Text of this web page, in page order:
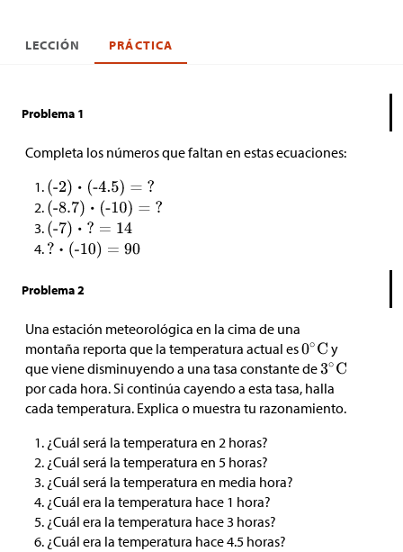
LECCIÓN PRÁCTICA
Problema 1
Completa los números que faltan en estas ecuaciones:
Problema 2
Una estación meteorológica en la cima de una
montaña reporta que la temperatura actual es
y
que viene disminuyendo a una tasa constante de
por cada hora. Si continúa cayendo a esta tasa, halla
cada temperatura. Explica o muestra tu razonamiento.
¿Cuál será la temperatura en 2 horas?
¿Cuál será la temperatura en 5 horas?
¿Cuál será la temperatura en media hora?
¿Cuál era la temperatura hace 1 hora?
¿Cuál era la temperatura hace 3 horas?
¿Cuál era la temperatura hace 4.5 horas?